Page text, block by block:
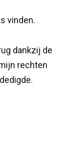
vinden.
dankzij de
rechten